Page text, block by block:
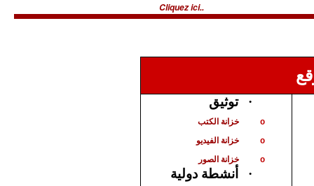
Cliquez ici..
· توثيق
o خزانة الكتب
o خزانة الفيديو
o خزانة الصور
· أنشطة دولية